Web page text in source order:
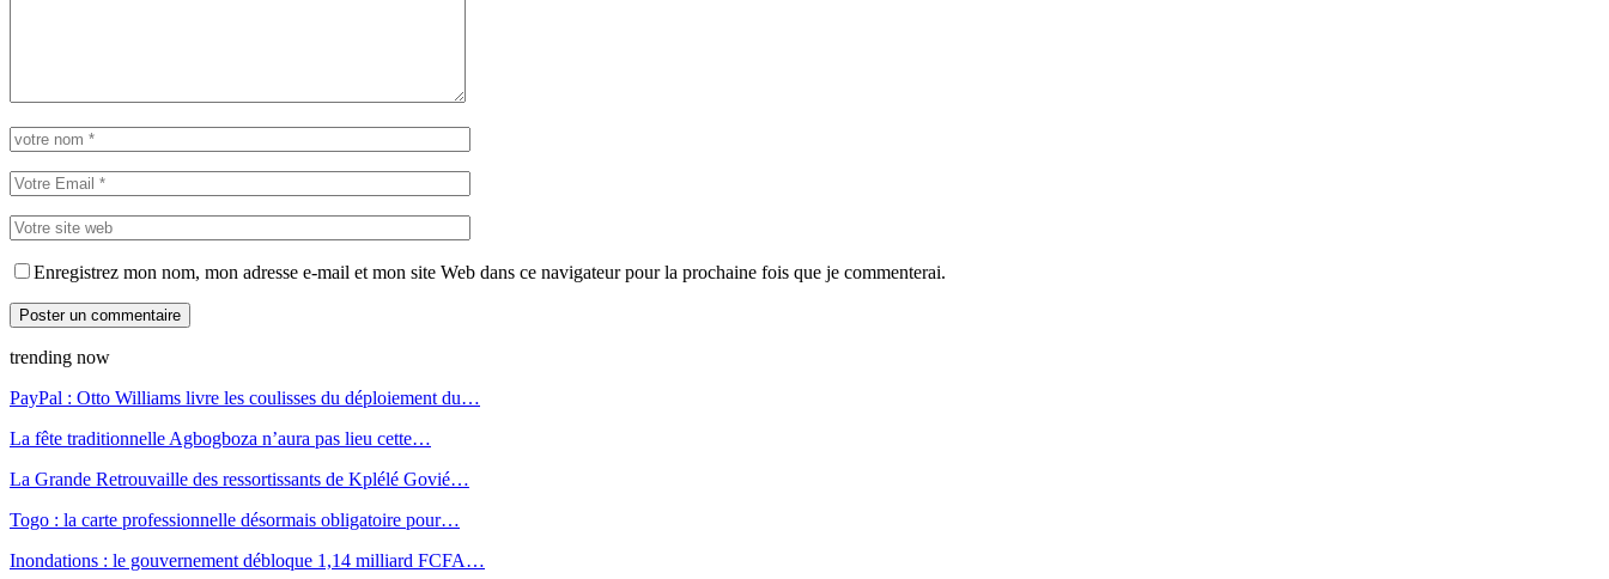
Enregistrez mon nom, mon adresse e-mail et mon site Web dans ce navigateur pour la prochaine fois que je commenterai.
trending now
PayPal : Otto Williams livre les coulisses du déploiement du…
La fête traditionnelle Agbogboza n’aura pas lieu cette…
La Grande Retrouvaille des ressortissants de Kplélé Govié…
Togo : la carte professionnelle désormais obligatoire pour…
Inondations : le gouvernement débloque 1,14 milliard FCFA…